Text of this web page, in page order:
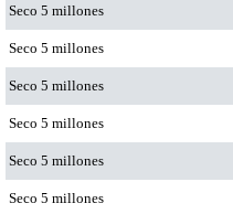
Seco 5 millones
Seco 5 millones
Seco 5 millones
Seco 5 millones
Seco 5 millones
Seco 5 millones